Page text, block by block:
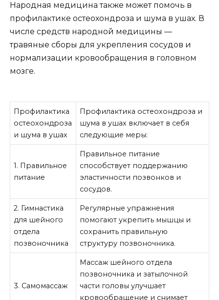
Народная медицина также может помочь в
профилактике остеохондроза и шума в ушах. В
числе средств народной медицины —
травяные сборы для укрепления сосудов и
нормализации кровообращения в головном
мозге.
Профилактика
остеохондроза
и шума в ушах
Профилактика остеохондроза и
шума в ушах включает в себя
следующие меры:
1. Правильное
питание
Правильное питание
способствует поддержанию
эластичности позвонков и
сосудов.
2. Гимнастика
для шейного
отдела
позвоночника
Регулярные упражнения
помогают укрепить мышцы и
сохранить правильную
структуру позвоночника.
3. Самомассаж
Массаж шейного отдела
позвоночника и затылочной
части головы улучшает
кровообращение и снимает